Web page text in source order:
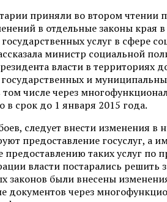
приняли во втором чтении
в отдельные законы края
услуг в сфере
министр социальной
власти в территориях
и
том числе через
в срок до 1 января 2015 года.
следует внести изменения
предоставление госуслуг, а
таких услуг по
власти постарались решить
законов были внесены
документов через